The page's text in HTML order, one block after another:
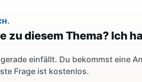
zu diesem Thema? Ich
einfällt. Du bekommst eine
Frage ist kostenlos.